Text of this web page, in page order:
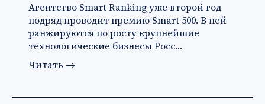
Агентство Smart Ranking уже второй год
подряд проводит премию Smart 500. В ней
ранжируются по росту крупнейшие
технологические бизнесы Росс…
Читать →